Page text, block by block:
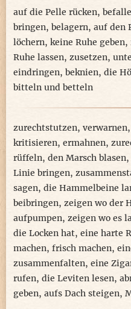
auf die Pelle rücken,
bringen, belagern, auf den
löchern, keine Ruhe geben,
Ruhe lassen, zusetzen,
eindringen, beknien, die
bitteln und betteln
zurechtstutzen, verwarnen,
kritisieren, ermahnen,
rüffeln, den Marsch blasen,
Linie bringen,
sagen, die Hammelbeine
beibringen, zeigen wo der
aufpumpen, zeigen wo es
die Locken hat, eine harte
machen, frisch machen,
zusammenfalten, eine
rufen, die Leviten lesen,
geben, aufs Dach steigen,